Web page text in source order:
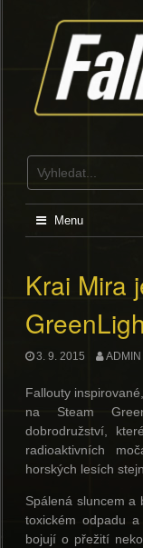
Menu
Krai Mira
3. 9. 2015 ADMIN
Fallouty
na Steam
dobrodružství,
radioaktivních
horských lesích
Spálená sluncem a
toxickém odpadu
bojují o přežití